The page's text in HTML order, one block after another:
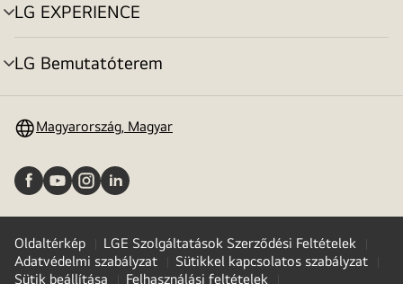
LG EXPERIENCE
menu
toggle
LG Bemutatóterem
menu
Magyarország, Magyar
Oldaltérkép
LGE Szolgáltatások Szerződési Feltételek
Adatvédelmi szabályzat
Sütikkel kapcsolatos szabályzat
Sütik beállítása
Felhasználási feltételek